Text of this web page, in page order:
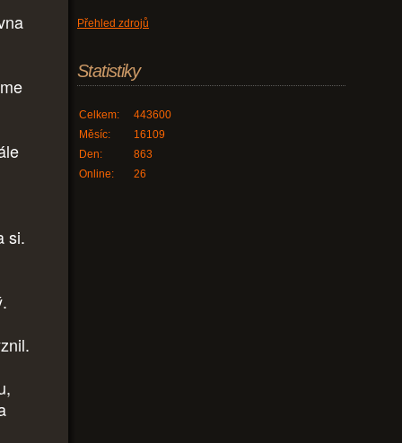
si.
Přehled zdrojů
Statistiky
Online: 26
Celkem:
443600
Měsíc:
16109
Den:
863